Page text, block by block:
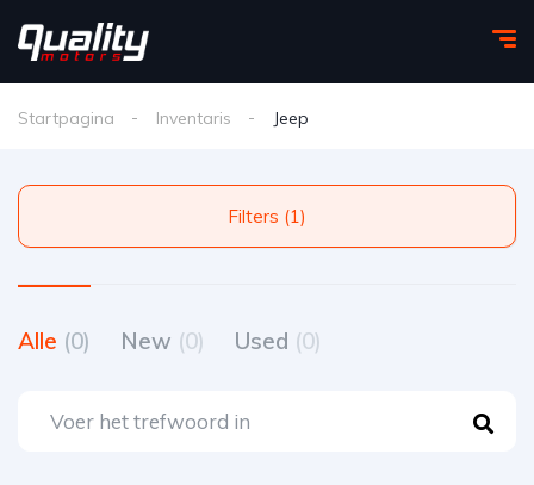
Startpagina Inventaris Jeep
Filters (1)
Alle (0) New (0) Used (0)